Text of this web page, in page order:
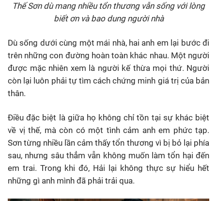
Thế Sơn dù mang nhiều tổn thương vẫn sống với lòng
biết ơn và bao dung người nhà
Dù sống dưới cùng một mái nhà, hai anh em lại bước đi
trên những con đường hoàn toàn khác nhau. Một người
được mặc nhiên xem là người kế thừa mọi thứ. Người
còn lại luôn phải tự tìm cách chứng minh giá trị của bản
thân.
Điều đặc biệt là giữa họ không chỉ tồn tại sự khác biệt
về vị thế, mà còn có một tình cảm anh em phức tạp.
Sơn từng nhiều lần cảm thấy tổn thương vì bị bỏ lại phía
sau, nhưng sâu thẳm vẫn không muốn làm tổn hại đến
em trai. Trong khi đó, Hải lại không thực sự hiểu hết
những gì anh mình đã phải trải qua.